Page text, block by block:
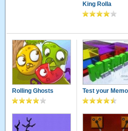
King Rolla
Rolling Ghosts Test your